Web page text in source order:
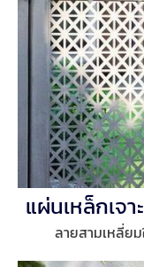
แผ่นเหล็กเจา
ลายสามเหลี่ยมใ